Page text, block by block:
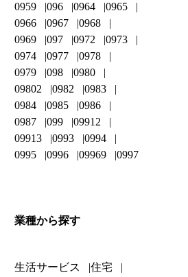
0959
096 0964
0965
0966
0967
0968
0969
097 0972
0973
0974
0977
0978
0979
098
0980
09802
0982
0983
0984
0985
0986
0987
099
09912
09913
0993
0994
0995
0996 09969 0997
業種から探す
生活サービス 住宅